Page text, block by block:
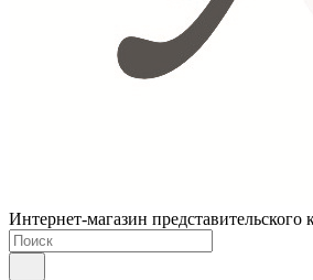
Интернет-магазин представительского